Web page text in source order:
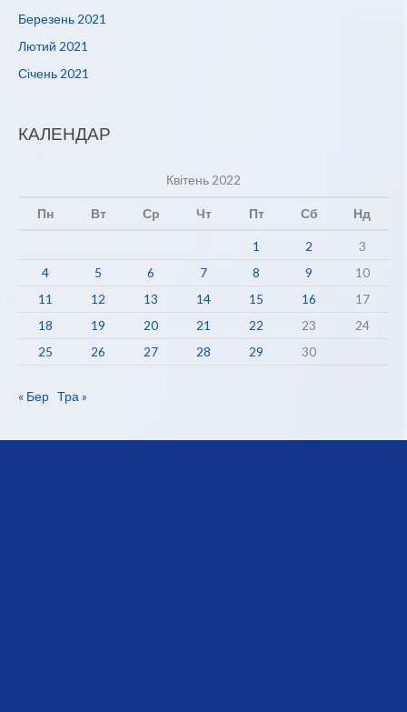
Березень 2021
Лютий 2021
Січень 2021
КАЛЕНДАР
Квітень 2022
Пн Вт Ср Чт Пт Сб Нд
1 2
3
4
5 6 7 8 9
10
11
12 13 14 15 16
17
18
19 20 21 22 23
24
25
26 27 28 29 30
« Бер Тра »